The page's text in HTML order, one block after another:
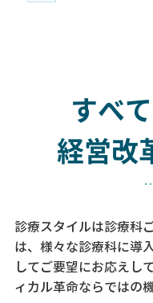
すべ
経営改
診療スタイルは診療科
は、様々な診療科に導
してご要望にお応えし
ィカル革命ならではの